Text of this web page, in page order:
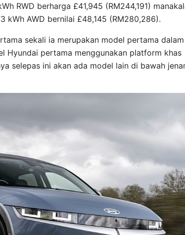
RWD berharga £41,945 (RM244,191)
kWh AWD bernilai £48,145 (RM280,286).
sekali ia merupakan model pertama dalam
Hyundai pertama menggunakan platform khas
selepas ini akan ada model lain di bawah